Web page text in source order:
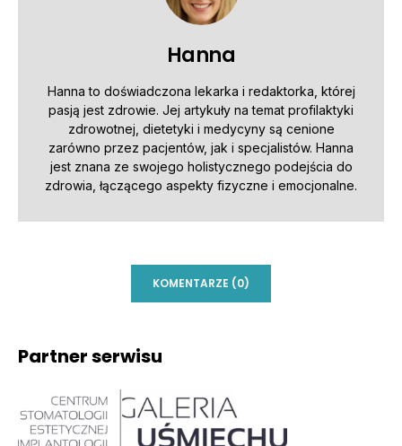
Hanna
Hanna to doświadczona lekarka i redaktorka, której
pasją jest zdrowie. Jej artykuły na temat profilaktyki
zdrowotnej, dietetyki i medycyny są cenione
zarówno przez pacjentów, jak i specjalistów. Hanna
jest znana ze swojego holistycznego podejścia do
zdrowia, łączącego aspekty fizyczne i emocjonalne.
KOMENTARZE (0)
Partner serwisu